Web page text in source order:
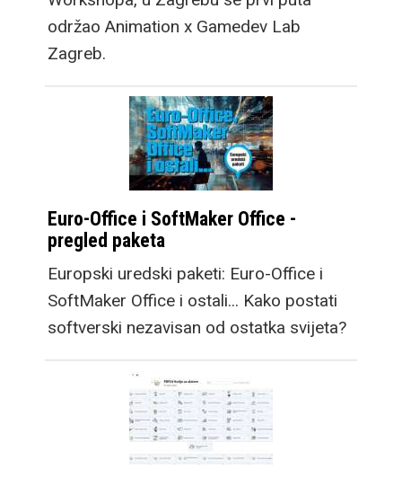
održao Animation x Gamedev Lab
Zagreb.
Euro-Office i SoftMaker Office -
pregled paketa
Europski uredski paketi: Euro-Office i
SoftMaker Office i ostali... Kako postati
softverski nezavisan od ostatka svijeta?